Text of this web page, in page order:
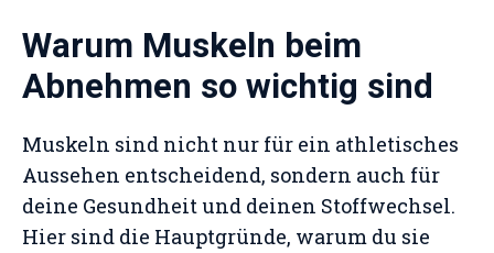
Warum Muskeln beim
Abnehmen so wichtig sind
Muskeln sind nicht nur für ein athletisches
Aussehen entscheidend, sondern auch für
deine Gesundheit und deinen Stoffwechsel.
Hier sind die Hauptgründe, warum du sie